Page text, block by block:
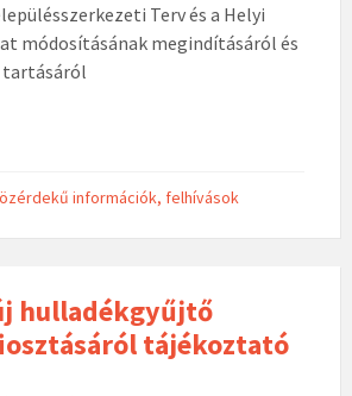
Terv és a Helyi
módosításának megindításáról és
tartásáról
információk, felhívások
hulladékgyűjtő
tájékoztató